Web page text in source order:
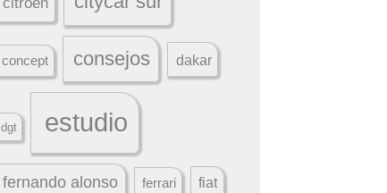
citroen
concept consejos dakar
dgt estudio
fernando alonso ferrari fiat